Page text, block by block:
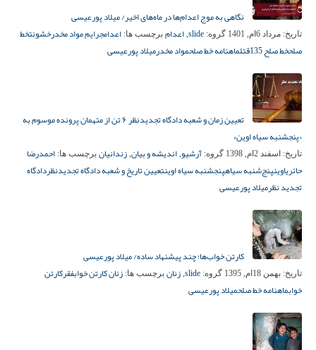
نگاهی به موج اعدام‌ها در ماه‌های اخیر/ میلاد پورعیسی
تاریخ: مرداد 6ام, 1401 گروه: slide
, اعدام برچسب ها: اعدامجرایم مواد مخدرخشونتخط
صلحخط صلح 135 قتلماهنامه خط صلحمواد مخدرمیلاد پورعیسی
تعیین زمان و شعبه دادگاه تجدیدنظر ۶ تن از متهمان پرونده موسوم به
«پنجشنبه سیاه اوین»
تاریخ: اسفند 2ام, 1398 گروه: آرشیو, اندیشه و بیان, زندانیان برچسب ها: احمدرضا
حائریاوینپنج‌شنبه سیاهپنجشنبه سیاه اوینتعیین تاریخ و شعبه دادگاه تجدیدنظردادگاه
تجدید نظرمیلاد پورعیسی
کارتن خواب‌ها؛ چند پیشنهاد ساده/ میلاد پورعیسی
تاریخ: بهمن 18ام, 1395 گروه: slide
, زنان برچسب ها: زنان کارتن خوابفقرکارتن
خوابماهنامه خط صلحمیلاد پورعیسی